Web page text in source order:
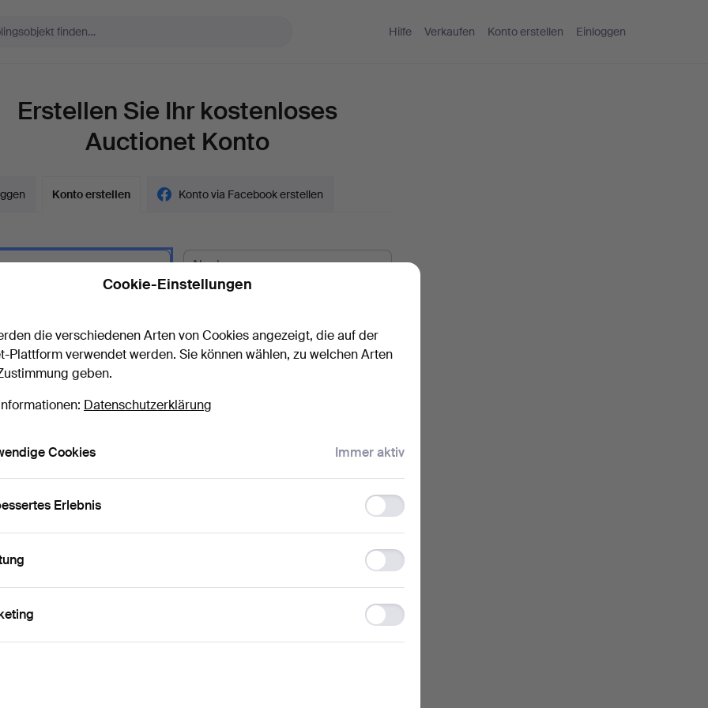
Hilfe Verkaufen Konto erstellen Einloggen
Erstellen Sie Ihr kostenloses
Auctionet Konto
Konto erstellen Konto via Facebook erstellen
Abonnement ganz einfach beenden, falls Sie nicht mehr interessiert sind.
Sie den Auctionet-Newsletter.
Expertentipps, ausgewählten Objekten und Inspiration. Sie können das
ganz einfach beenden, falls Sie nicht mehr interessiert sind.
über 18 Jahre alt und akzeptieredie Nutzungsbedingungen
Cookie-Einstellungen
die verschiedenen Arten von Cookies angezeigt, die auf der
Plattform verwendet werden. Sie können wählen, zu welchen Arten
geben.
Datenschutzerklärung
Cookies Immer aktiv
Erlebnis
Functionality
storage
Statistics
storage
Ad
storage